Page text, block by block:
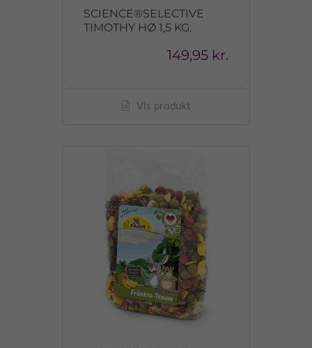
SCIENCE®SELECTIVE
TIMOTHY HØ 1,5 KG.
149,95 kr.
Vis produkt